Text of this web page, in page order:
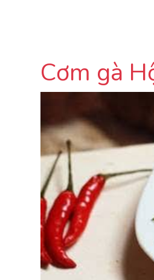
Cơm gà